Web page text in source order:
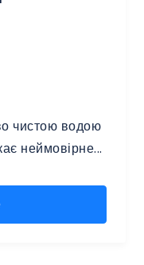
чистою водою
неймовірне...